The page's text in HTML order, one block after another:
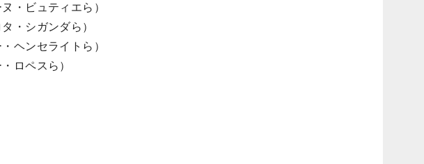
・ビュティエら）
・シガンダら）
ヘンセライトら）
ロペスら）